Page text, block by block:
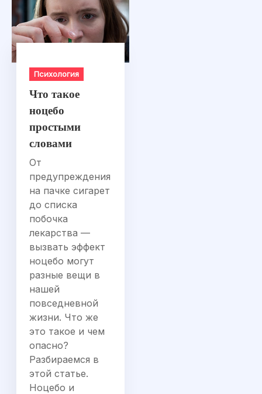
Психология
Что такое
ноцебо
простыми
словами
От
предупреждения
на пачке сигарет
до списка
побочка
лекарства —
вызвать эффект
ноцебо могут
разные вещи в
нашей
повседневной
жизни. Что же
это такое и чем
опасно?
Разбираемся в
этой статье.
Ноцебо и